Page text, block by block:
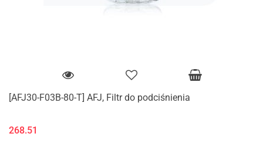
[AFJ30-F03B-80-T] AFJ, Filtr do podciśnienia
268.51